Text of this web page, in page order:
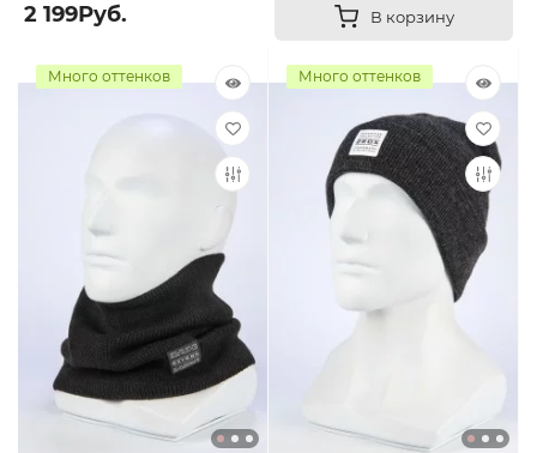
2 199Руб. В корзину
Много оттенков Много оттенков